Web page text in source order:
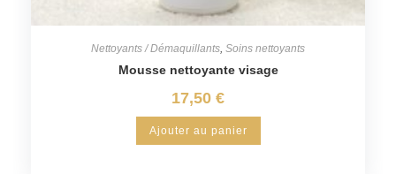
Nettoyants / Démaquillants, Soins nettoyants
Mousse nettoyante visage
17,50 €
Ajouter au panier